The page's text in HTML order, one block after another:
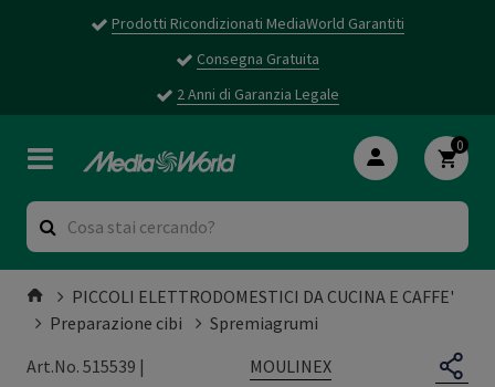
Prodotti Ricondizionati MediaWorld Garantiti
Consegna Gratuita
2 Anni di Garanzia Legale
0
PICCOLI ELETTRODOMESTICI DA CUCINA E CAFFE'
Preparazione cibi
Spremiagrumi
Art.No. 515539 |
MOULINEX